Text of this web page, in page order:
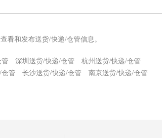
看和发布送货/快递/仓管信息。
深圳送货/快递/仓管
杭州送货/快递/仓管
管 长沙送货/快递/仓管
南京送货/快递/仓管